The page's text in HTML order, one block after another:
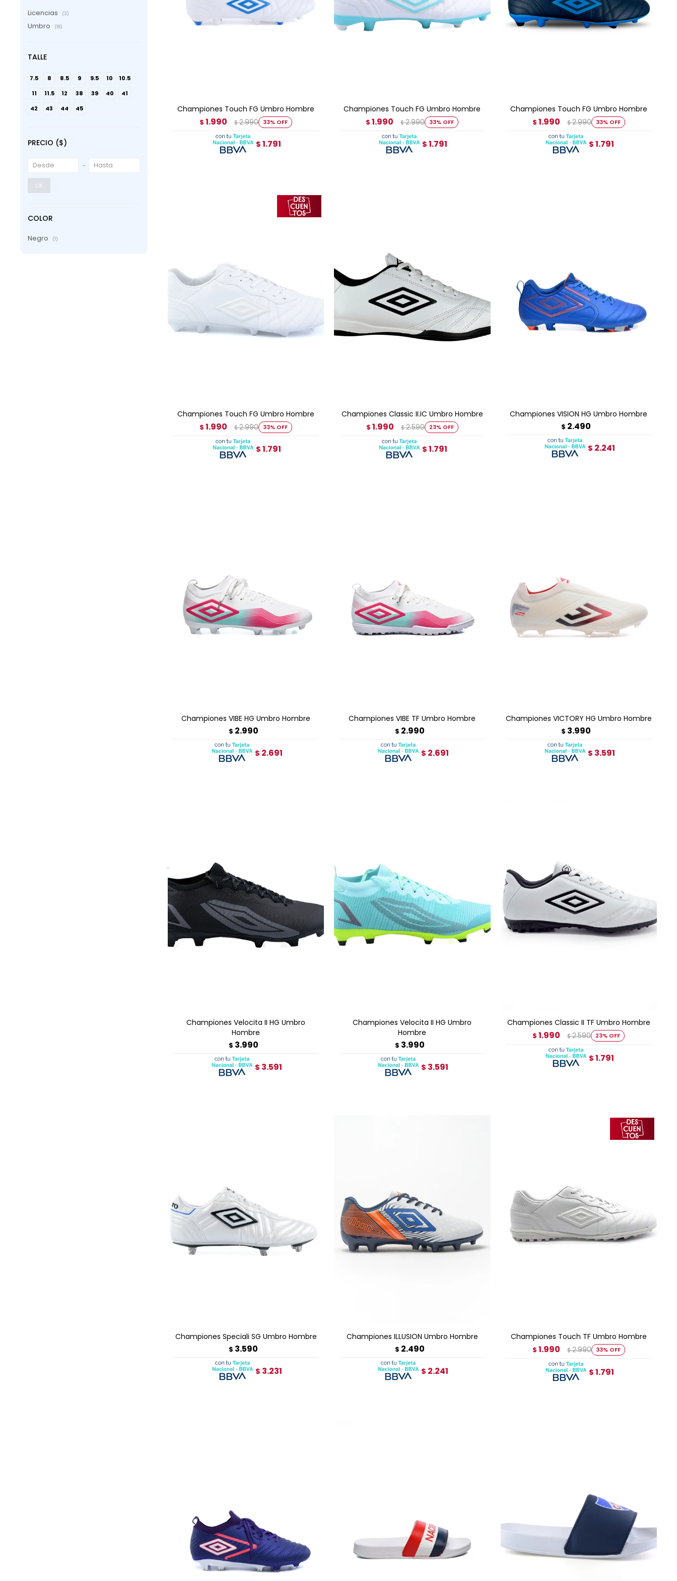
Championes Touch FG Umbro Hombre
$ 1.990 $ 2.990 33
$ 1.791
Championes Touch FG Umbro Hombre
$ 1.990 $ 2.990 33
$ 1.791
Championes Touch FG Umbro Hombre
$ 1.990 $ 2.990 33
$ 1.791
Championes Touch FG Umbro Hombre
$ 1.990 $ 2.990 33
$ 1.791
Championes Classic II.IC Umbro Hombre
$ 1.990 $ 2.590 23
$ 1.791
Championes VISION HG Umbro Hombre
$ 2.490
$ 2.241
Championes VIBE HG Umbro Hombre
$ 2.990
$ 2.691
Championes VIBE TF Umbro Hombre
$ 2.990
$ 2.691
Championes VICTORY HG Umbro Hombre
$ 3.990
$ 3.591
Championes Velocita II HG Umbro
Hombre
$ 3.990
$ 3.591
Championes Velocita II HG Umbro
Hombre
$ 3.990
$ 3.591
Championes Classic II TF Umbro Hombre
$ 1.990 $ 2.590 23
$ 1.791
Championes Speciali SG Umbro Hombre
$ 3.590
$ 3.231
Championes ILLUSION Umbro Hombre
$ 2.490
$ 2.241
Championes Touch TF Umbro Hombre
$ 1.990 $ 2.990 33
$ 1.791
Licencias (3)
Umbro (18)
TALLE
7.5 8 8.5 9 9.5 10
10.5
11
11.5 12 38 39 40
41
42
43 44 45
PRECIO ($)
OK
COLOR
Negro (1)